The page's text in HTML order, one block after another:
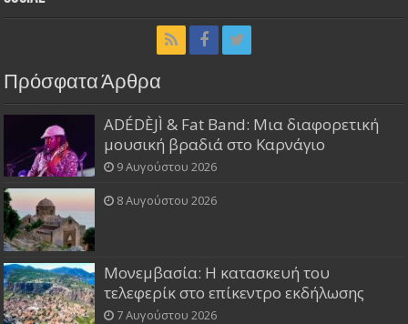
Πρόσφατα Άρθρα
ADÉDÈJÌ & Fat Band: Μια διαφορετική
μουσική βραδιά στο Καρνάγιο
9 Αυγούστου 2026
8 Αυγούστου 2026
Μονεμβασία: Η κατασκευή του
τελεφερίκ στο επίκεντρο εκδήλωσης
7 Αυγούστου 2026